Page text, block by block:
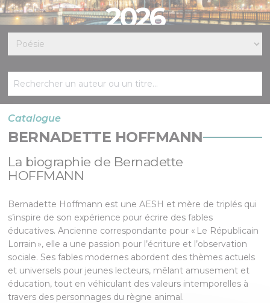
2026
Catalogue
BERNADETTE HOFFMANN
La biographie de Bernadette
HOFFMANN
Bernadette Hoffmann est une AESH et mère de triplés qui
s’inspire de son expérience pour écrire des fables
éducatives. Ancienne correspondante pour « Le Républicain
Lorrain », elle a une passion pour l’écriture et l’observation
sociale. Ses fables modernes abordent des thèmes actuels
et universels pour jeunes lecteurs, mêlant amusement et
éducation, tout en véhiculant des valeurs intemporelles à
travers des personnages du règne animal.